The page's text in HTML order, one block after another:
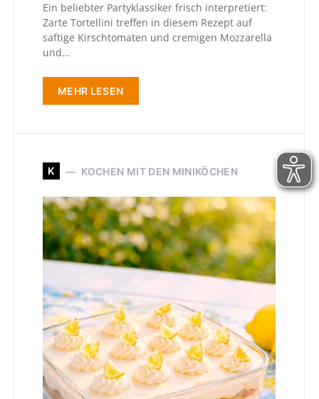
Ein beliebter Partyklassiker frisch interpretiert:
Zarte Tortellini treffen in diesem Rezept auf
saftige Kirschtomaten und cremigen Mozzarella
und…
MEHR LESEN
K KOCHEN MIT DEN MINIKÖCHEN